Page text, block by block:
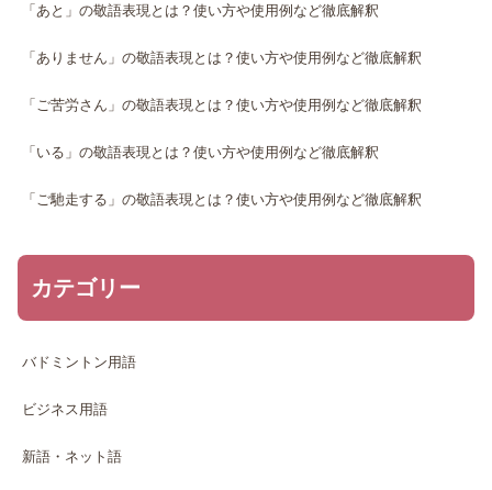
「あと」の敬語表現とは？使い方や使用例など徹底解釈
「ありません」の敬語表現とは？使い方や使用例など徹底解釈
「ご苦労さん」の敬語表現とは？使い方や使用例など徹底解釈
「いる」の敬語表現とは？使い方や使用例など徹底解釈
「ご馳走する」の敬語表現とは？使い方や使用例など徹底解釈
カテゴリー
バドミントン用語
ビジネス用語
新語・ネット語